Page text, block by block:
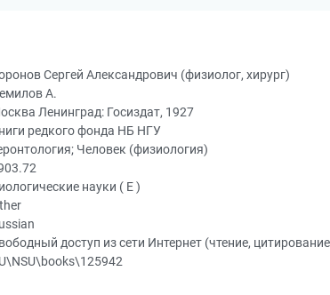
Сергей Александрович (физиолог, хирург)
А.
Ленинград: Госиздат, 1927
редкого фонда НБ НГУ
Человек (физиология)
науки ( Е )
доступ из сети Интернет (чтение,